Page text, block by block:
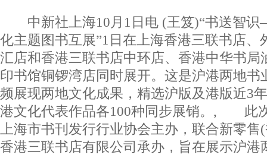
中新社上海10月1日电 (王笈)“书送智识
化主题图书互展”1日在上海香港三联书店、
汇店和香港三联书店中环店、香港中华书局
印书馆铜锣湾店同时展开。这是沪港两地书
频展现两地文化成果，精选沪版及港版近3
港文化代表作品各100种同步展销。, 此
上海市书刊发行行业协会主办，联合新零
香港三联书店有限公司承办，旨在展示沪港